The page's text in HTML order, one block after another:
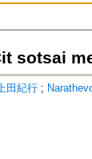
sotsai
田紀行 ;